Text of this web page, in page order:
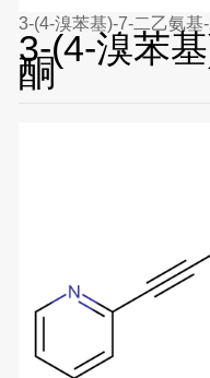
3-(4-溴苯基)-7-二乙氨基
3-(4-溴苯
酮